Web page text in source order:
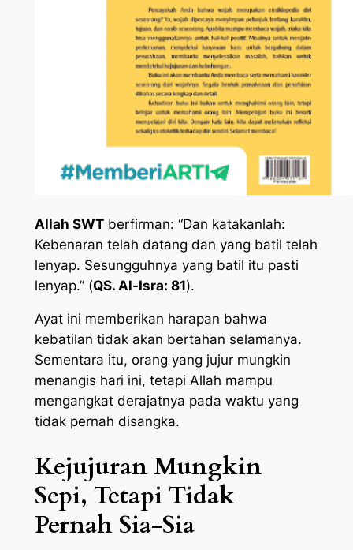
Allah SWTberfirman: “Dan katakanlah:
Kebenaran telah datang dan yang batil telah
lenyap. Sesungguhnya yang batil itu pasti
lenyap.” (QS. Al-Isra: 81).
Ayat ini memberikan harapan bahwa
kebatilan tidak akan bertahan selamanya.
Sementara itu, orang yang jujur mungkin
menangis hari ini, tetapi Allah mampu
mengangkat derajatnya pada waktu yang
tidak pernah disangka.
Kejujuran Mungkin
Sepi, Tetapi Tidak
Pernah Sia-Sia